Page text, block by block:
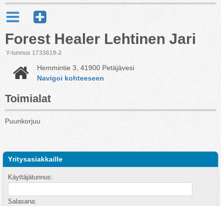
Forest Healer Lehtinen Jari
Y-tunnus 1733619-2
Hemmintie 3, 41900 Petäjävesi
Navigoi kohteeseen
Toimialat
Puunkorjuu
Yritysasiakkaille
Käyttäjätunnus:
Salasana: